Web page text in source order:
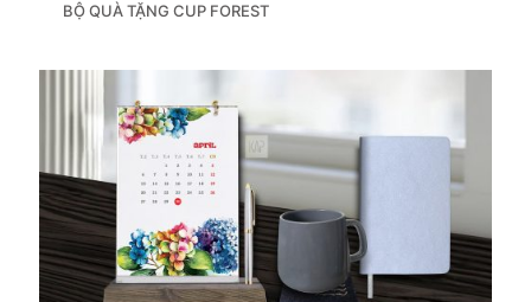
BỘ QUÀ TẶNG CUP FOREST